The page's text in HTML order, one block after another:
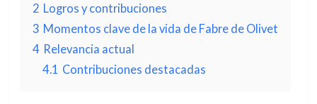
2 Logros y contribuciones
3 Momentos clave de la vida de Fabre de Olivet
4 Relevancia actual
4.1 Contribuciones destacadas